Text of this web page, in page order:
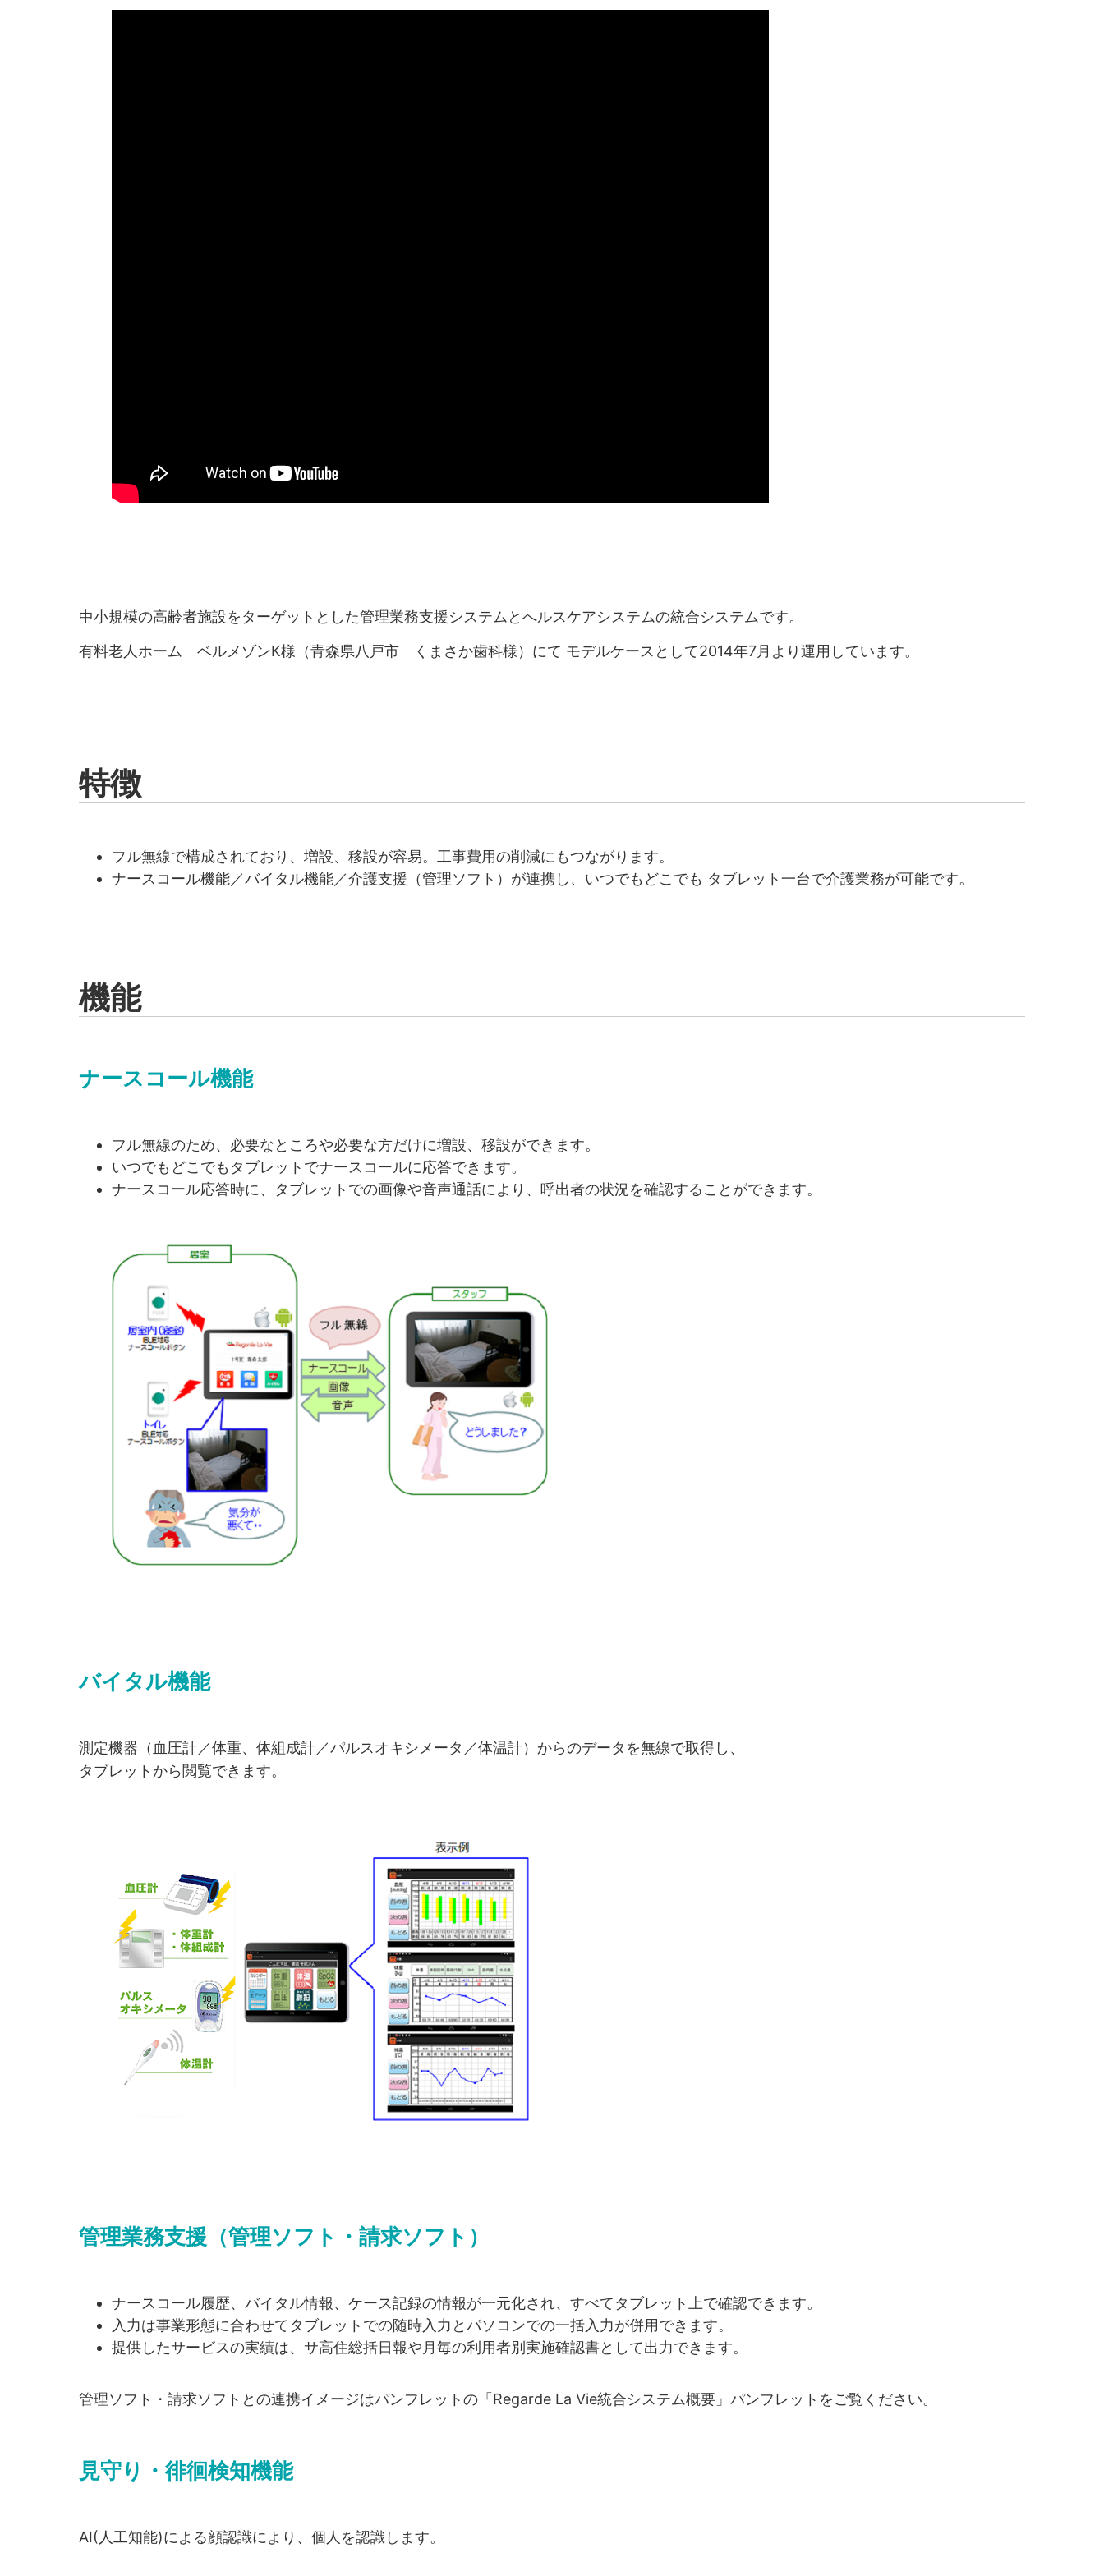
中小規模の高齢者施設をターゲットとした管理業務支援システムとへルスケアシステムの統合システムです。
有料老人ホーム ベルメゾンK様（青森県八戸市 くまさか歯科様）にて モデルケースとして2014年7月より運用しています。
特徴
フル無線で構成されており、増設、移設が容易。工事費用の削減にもつながります。
ナースコール機能／バイタル機能／介護支援（管理ソフト）が連携し、いつでもどこでも タブレット一台で介護業務が可能です。
機能
ナースコール機能
フル無線のため、必要なところや必要な方だけに増設、移設ができます。
いつでもどこでもタブレットでナースコールに応答できます。
ナースコール応答時に、タブレットでの画像や音声通話により、呼出者の状況を確認することができます。
バイタル機能
測定機器（血圧計／体重、体組成計／パルスオキシメータ／体温計）からのデータを無線で取得し、
タブレットから閲覧できます。
管理業務支援（管理ソフト・請求ソフト）
ナースコール履歴、バイタル情報、ケース記録の情報が一元化され、すべてタブレット上で確認できます。
入力は事業形態に合わせてタブレットでの随時入力とパソコンでの一括入力が併用できます。
提供したサービスの実績は、サ高住総括日報や月毎の利用者別実施確認書として出力できます。
管理ソフト・請求ソフトとの連携イメージはパンフレットの「Regarde La Vie統合システム概要」パンフレットをご覧ください。
見守り・徘徊検知機能
AI(人工知能)による顔認識により、個人を認識します。